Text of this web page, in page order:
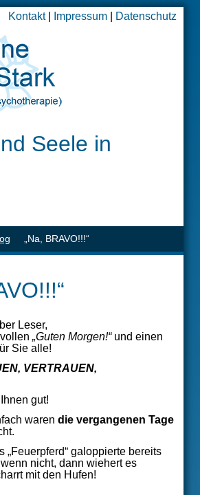
Kontakt| Impressum Datenschutz
Seele in
„Na, BRAVO!!!“
Leser,
„Guten Morgen!“und einen
Sie alle!
VERTRAUEN,
gut!
waren die vergangenen Tage
„Feuerpferd“ galoppierte bereits
nicht, dann wiehert es
mit den Hufen!